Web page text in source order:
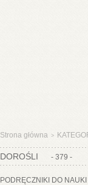
Strona główna >
DOROŚLI - 379 -
PODRĘCZNIKI DO